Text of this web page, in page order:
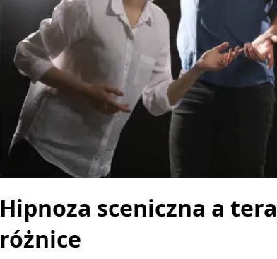
Hipnoza sceniczna a
różnice